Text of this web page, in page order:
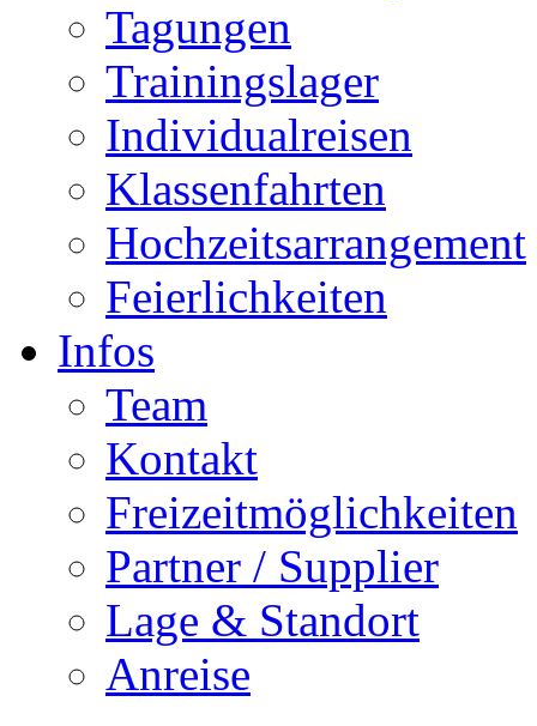
Tagungen
Trainingslager
Individualreisen
Klassenfahrten
Hochzeitsarrangement
Feierlichkeiten
Infos
Team
Kontakt
Freizeitmöglichkeiten
Partner / Supplier
Lage & Standort
Anreise